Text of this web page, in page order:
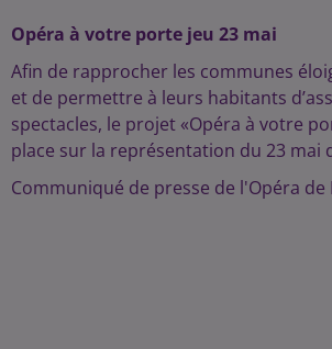
Opéra à votre porte jeu 23 mai
Afin de rapprocher les communes
et de permettre à leurs habitants
spectacles, le projet «Opéra à votre
place sur la représentation du 23 mai
Communiqué de presse de l'Opéra de